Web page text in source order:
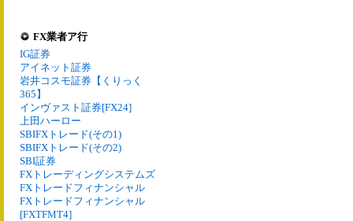
FX業者ア行
IG証券
アイネット証券
岩井コスモ証券【くりっく
365】
インヴァスト証券[FX24]
上田ハーロー
SBIFXトレード(その1)
SBIFXトレード(その2)
SBI証券
FXトレーディングシステムズ
FXトレードフィナンシャル
FXトレードフィナンシャル
[FXTFMT4]